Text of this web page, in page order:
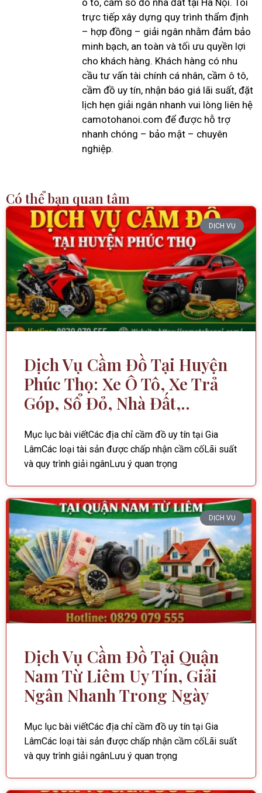
ô tô, cầm sổ đỏ nhà đất tại Hà Nội. Tôi
trực tiếp xây dựng quy trình thẩm định
– hợp đồng – giải ngân nhằm đảm bảo
minh bạch, an toàn và tối ưu quyền lợi
cho khách hàng. Khách hàng có nhu
cầu tư vấn tài chính cá nhân, cầm ô tô,
cầm đồ uy tín, nhận báo giá lãi suất, đặt
lịch hẹn giải ngân nhanh vui lòng liên hệ
camotohanoi.com để được hỗ trợ
nhanh chóng – bảo mật – chuyên
nghiệp.
Có thể bạn quan tâm
DỊCH VỤ
Dịch Vụ Cầm Đồ Tại Huyện
Phúc Thọ: Xe Ô Tô, Xe Trả
Góp, Sổ Đỏ, Nhà Đất,..
Mục lục bài viếtCác địa chỉ cầm đồ uy tín tại Gia
LâmCác loại tài sản được chấp nhận cầm cốLãi suất
và quy trình giải ngânLưu ý quan trọng
DỊCH VỤ
Dịch Vụ Cầm Đồ Tại Quận
Nam Từ Liêm Uy Tín, Giải
Ngân Nhanh Trong Ngày
Mục lục bài viếtCác địa chỉ cầm đồ uy tín tại Gia
LâmCác loại tài sản được chấp nhận cầm cốLãi suất
và quy trình giải ngânLưu ý quan trọng